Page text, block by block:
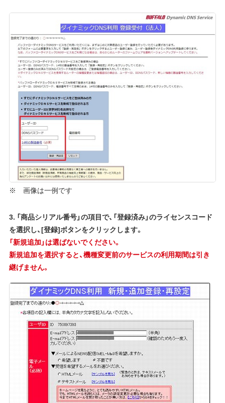
※ 画像は一例です
3. 「商品シリアル番号」の項目で、「登録済み」のライセンスコード
を選択し、[登録]ボタンをクリックします。
「新規追加」は選ばないでください。
新規追加を選択すると、機種変更前のサービスの利用期間は引き
継げません。